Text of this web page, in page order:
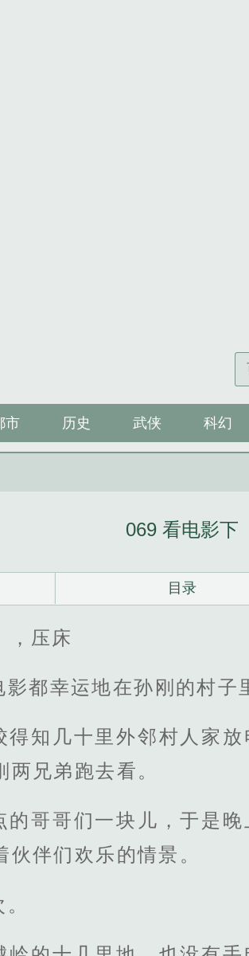
市 历史 武侠 科幻
069 看电影下
目录
，压床
都幸运地在孙刚的村子
得知几十里外邻村人家
兄弟跑去看。
的哥哥们一块儿，于是
伴们欢乐的情景。